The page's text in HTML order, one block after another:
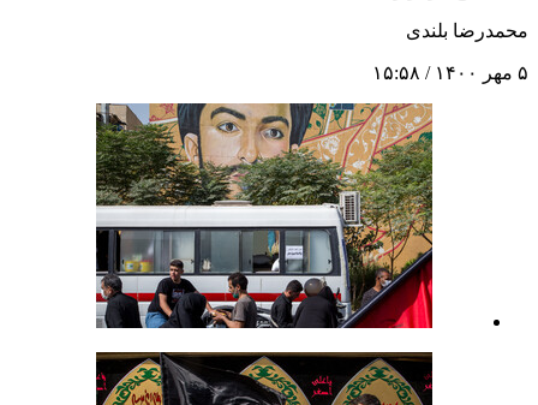
محمدرضا بلندی
۵ مهر ۱۴۰۰ / ۱۵:۵۸